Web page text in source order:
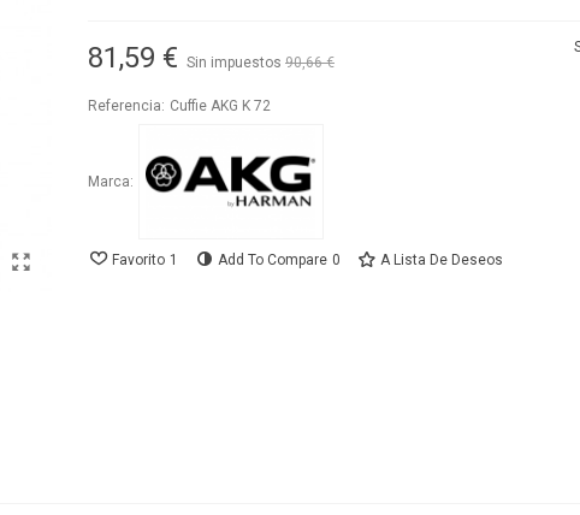
81,59 € Sin impuestos 90,66 €
Referencia: Cuffie AKG K 72
Marca:
Favorito 1 Add To Compare 0 A Lista De Deseos